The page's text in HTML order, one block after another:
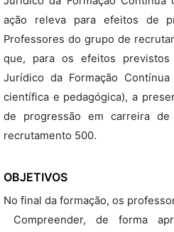
ação releva para efeitos de
Professores do grupo de
que, para os efeitos
Jurídico da Formação
científica e pedagógica), a
de progressão em carreira
recrutamento 500.
OBJETIVOS
No final da formação, os
 Compreender, de forma